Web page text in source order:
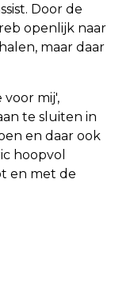
Door de
openlijk naar
maar daar
mij',
te sluiten in
en daar ook
hoopvol
en met de